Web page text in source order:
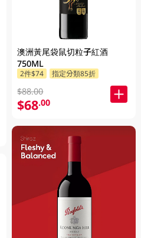
澳洲黃尾袋鼠切粒子紅酒
750ML
2件$74 指定分類85折
$88.00
$68.00